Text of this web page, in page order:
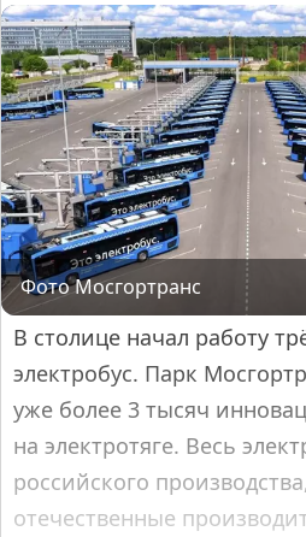
Фото Мосгортранс
В столице начал работу
электробус. Парк
уже более 3 тысяч
на электротяге. Весь
российского
отечественные